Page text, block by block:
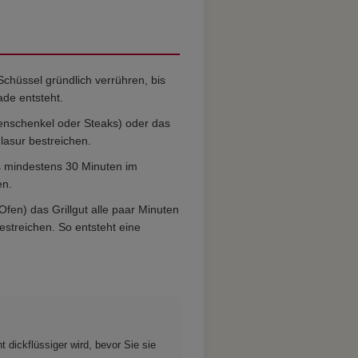
gründlich verrühren, bis
entsteht.
oder Steaks) oder das
bestreichen.
30 Minuten im
das Grillgut alle paar Minuten
So entsteht eine
dickflüssiger wird, bevor Sie sie